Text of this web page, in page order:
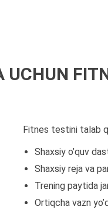
UCHUN
Fitnes testini talab
Shaxsiy o’quv
Shaxsiy reja va
Trening paytida
Ortiqcha vazn